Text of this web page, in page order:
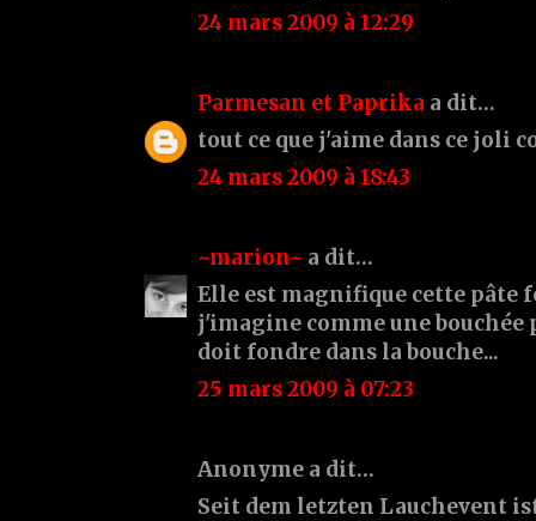
24 mars 2009 à 12:29
Parmesan et Paprika a dit…
tout ce que j'aime dans ce joli
24 mars 2009 à 18:43
~marion~ a dit…
Elle est magnifique cette pâte
j'imagine comme une
doit fondre dans la bouche...
25 mars 2009 à 07:23
Anonyme a dit…
Seit dem letzten Lauchevent